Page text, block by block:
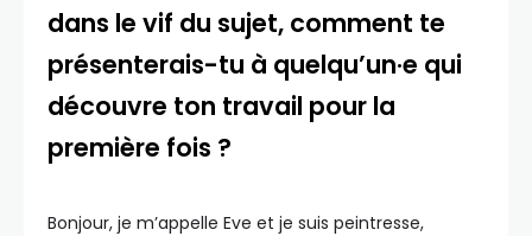
dans le vif du sujet, comment te
présenterais-tu à quelqu’un·e qui
découvre ton travail pour la
première fois ?
Bonjour, je m’appelle Eve et je suis peintresse,